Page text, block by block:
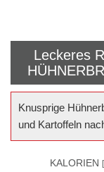
Leckeres
Knusprige
und Kartoffeln
KALORIEN